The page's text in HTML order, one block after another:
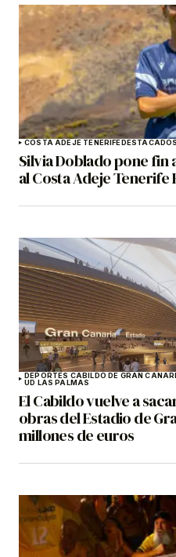
COSTA ADEJE TENERIFE
Silvia Doblado pone fin
al Costa Adeje Tenerife
DEPORTES CABILDO DE GRAN
UD LAS PALMAS
El Cabildo vuelve a
obras del Estadio de
millones de euros